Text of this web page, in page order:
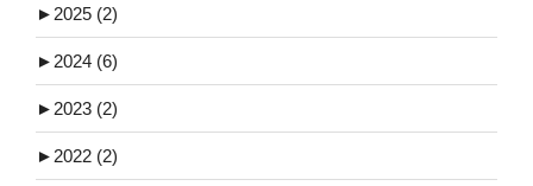
► 2025 (2)
► 2024 (6)
► 2023 (2)
► 2022 (2)